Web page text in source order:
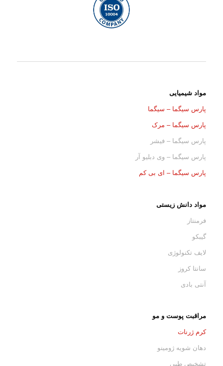
مواد شیمیایی
پارس سیگما – سیگما
پارس سیگما – مرک
پارس سیگما – فیشر
پارس سیگما – وی دبلیو آر
پارس سیگما – ای بی کم
مواد دانش زیستی
فرمنتاز
گیبکو
لایف تکنولوژی
سانتا کروز
آنتی بادی
مراقبت پوست و مو
کرم ژرنات
دهان شویه ژومینو
تشخیص طبی